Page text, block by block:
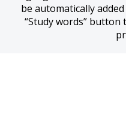
be automatically
“Study words”